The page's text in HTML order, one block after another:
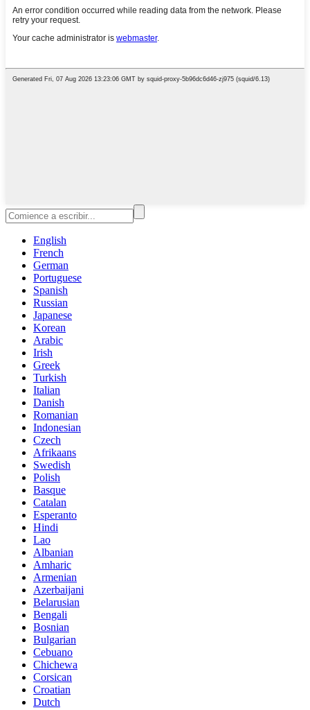
English
French
German
Portuguese
Spanish
Russian
Japanese
Korean
Arabic
Irish
Greek
Turkish
Italian
Danish
Romanian
Indonesian
Czech
Afrikaans
Swedish
Polish
Basque
Catalan
Esperanto
Hindi
Lao
Albanian
Amharic
Armenian
Azerbaijani
Belarusian
Bengali
Bosnian
Bulgarian
Cebuano
Chichewa
Corsican
Croatian
Dutch